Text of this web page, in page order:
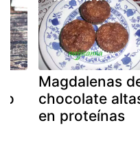
Magdalenas
chocolate
en proteínas